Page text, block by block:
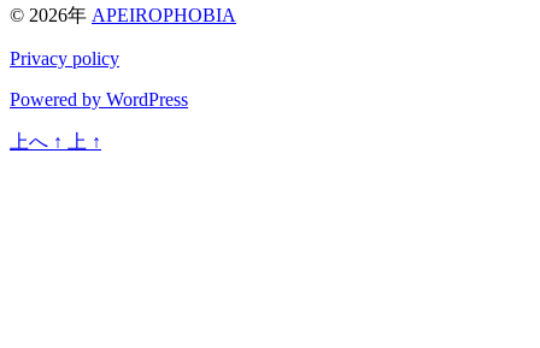
© 2026年 APEIROPHOBIA
Privacy policy
Powered by WordPress
上へ ↑ 上 ↑